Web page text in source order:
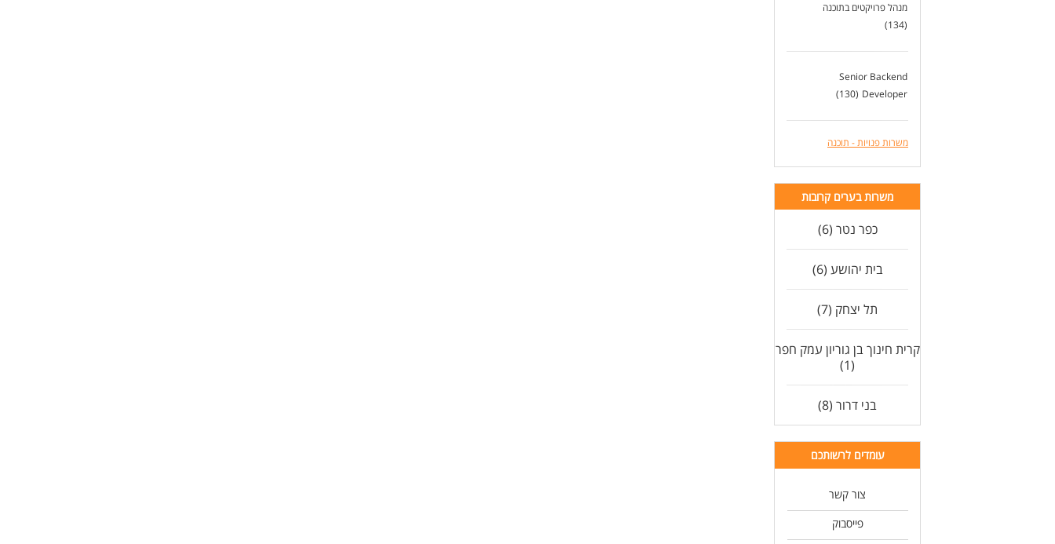
מנהל פרויקטים בתוכנה
(134)
Senior Backend
Developer
(130)
משרות פנויות - תוכנה
משרות בערים קרובות
כפר נטר (6)
בית יהושע (6)
תל יצחק (7)
קרית חינוך בן גוריון עמק חפר
(1)
בני דרור (8)
עומדים לרשותכם
צור קשר
פייסבוק